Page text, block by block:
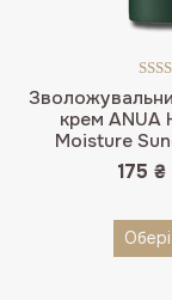
крем ANUA
Moisture
175 ₴